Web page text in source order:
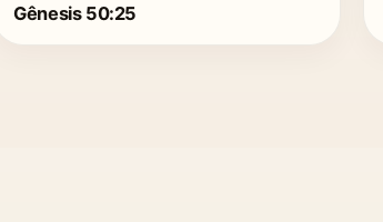
Gênesis 50:25